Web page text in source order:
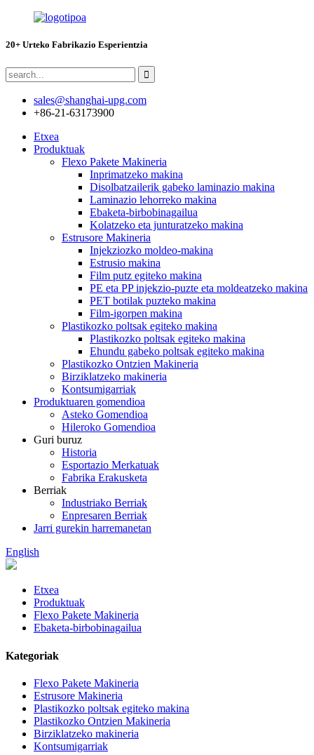
20+ Urteko Fabrikazio Esperientzia
sales@shanghai-upg.com
+86-21-63173900
Etxea
Produktuak
Flexo Pakete Makineria
Inprimatzeko makina
Disolbatzailerik gabeko laminazio makina
Laminazio lehorreko makina
Ebaketa-birbobinagailua
Kolatzeko eta junturatzeko makina
Estrusore Makineria
Injekziozko moldeo-makina
Estrusio makina
Film putz egiteko makina
PE eta PP injekzio-puzte eta moldeatzeko makina
PET botilak puzteko makina
Film-igorpen makina
Plastikozko poltsak egiteko makina
Plastikozko poltsak egiteko makina
Ehundu gabeko poltsak egiteko makina
Plastikozko Ontzien Makineria
Birziklatzeko makineria
Kontsumigarriak
Produktuaren gomendioa
Asteko Gomendioa
Hileroko Gomendioa
Guri buruz
Historia
Esportazio Merkatuak
Fabrika Erakusketa
Berriak
Industriako Berriak
Enpresaren Berriak
Jarri gurekin harremanetan
English
Etxea
Produktuak
Flexo Pakete Makineria
Ebaketa-birbobinagailua
Kategoriak
Flexo Pakete Makineria
Estrusore Makineria
Plastikozko poltsak egiteko makina
Plastikozko Ontzien Makineria
Birziklatzeko makineria
Kontsumigarriak